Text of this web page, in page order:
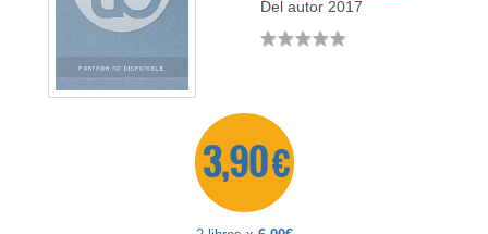
Del autor 2017
3,90 €